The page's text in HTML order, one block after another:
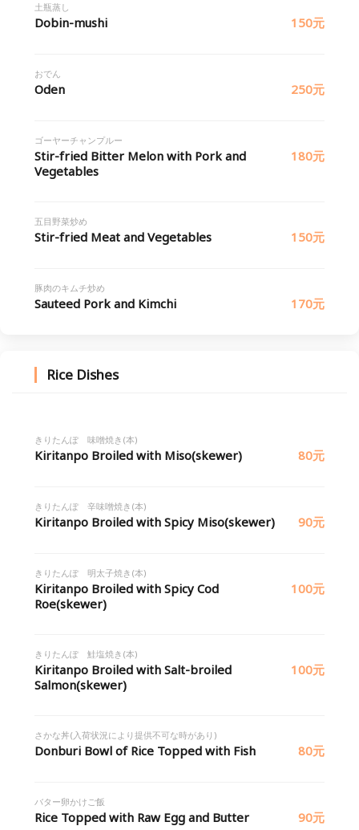
土瓶蒸し
Dobin-mushi 150元
おでん
Oden 250元
ゴーヤーチャンプルー
Stir-fried Bitter Melon with Pork and
Vegetables
180元
五目野菜炒め
Stir-fried Meat and Vegetables 150元
豚肉のキムチ炒め
Sauteed Pork and Kimchi 170元
Rice Dishes
きりたんぽ 味噌焼き(本)
Kiritanpo Broiled with Miso(skewer) 80元
きりたんぽ 辛味噌焼き(本)
Kiritanpo Broiled with Spicy Miso(skewer) 90元
きりたんぽ 明太子焼き(本)
Kiritanpo Broiled with Spicy Cod
Roe(skewer)
100元
きりたんぽ 鮭塩焼き(本)
Kiritanpo Broiled with Salt-broiled
Salmon(skewer)
100元
さかな丼(入荷状況により提供不可な時があり)
Donburi Bowl of Rice Topped with Fish 80元
バター卵かけご飯
Rice Topped with Raw Egg and Butter 90元